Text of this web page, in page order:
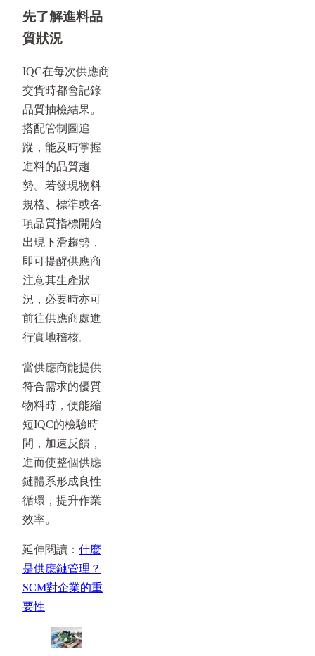
先了解進料品
質狀況
IQC在每次供應商
交貨時都會記錄
品質抽檢結果。
搭配管制圖追
蹤，能及時掌握
進料的品質趨
勢。若發現物料
規格、標準或各
項品質指標開始
出現下滑趨勢，
即可提醒供應商
注意其生產狀
況，必要時亦可
前往供應商處進
行實地稽核。
當供應商能提供
符合需求的優質
物料時，便能縮
短IQC的檢驗時
間，加速反饋，
進而使整個供應
鏈體系形成良性
循環，提升作業
效率。
延伸閱讀： 什麼
是供應鏈管理？
SCM對企業的重
要性